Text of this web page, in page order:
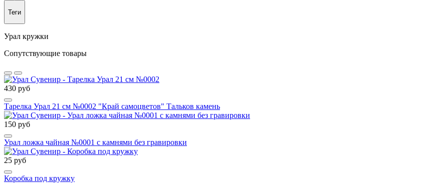
Теги
Урал кружки
Сопутствующие товары
430 руб
Тарелка Урал 21 см №0002 "Край самоцветов" Тальков камень
150 руб
Урал ложка чайная №0001 с камнями без гравировки
25 руб
Коробка под кружку